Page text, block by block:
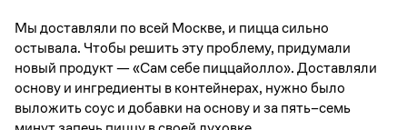
Мы доставляли по всей Москве, и пицца сильно
остывала. Чтобы решить эту проблему, придумали
новый продукт — «Сам себе пиццайолло». Доставляли
основу и ингредиенты в контейнерах, нужно было
выложить соус и добавки на основу и за пять–семь